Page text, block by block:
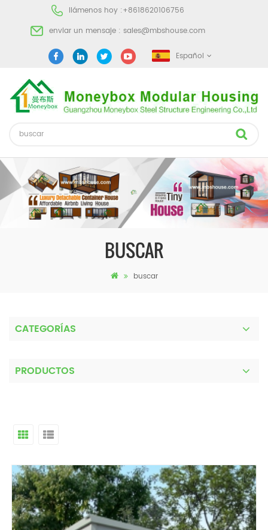
llámenos hoy :+8618620106756
enviar un mensaje : sales@mbshouse.com
Español
BUSCAR
buscar
CATEGORÍAS
PRODUCTOS